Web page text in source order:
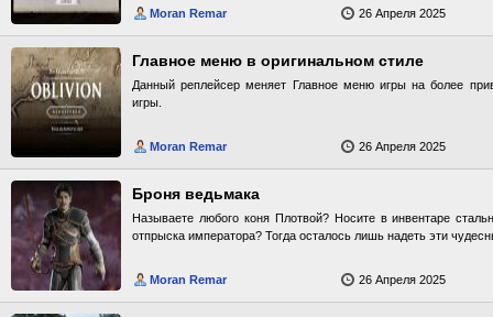
Moran Remar 26 Апреля 2025
Главное меню в оригинальном стиле
Данный реплейсер меняет Главное меню игры на более
игры.
Moran Remar 26 Апреля 2025
Броня ведьмака
Называете любого коня Плотвой? Носите в инвентаре
отпрыска императора? Тогда осталось лишь надеть эти
Moran Remar 26 Апреля 2025